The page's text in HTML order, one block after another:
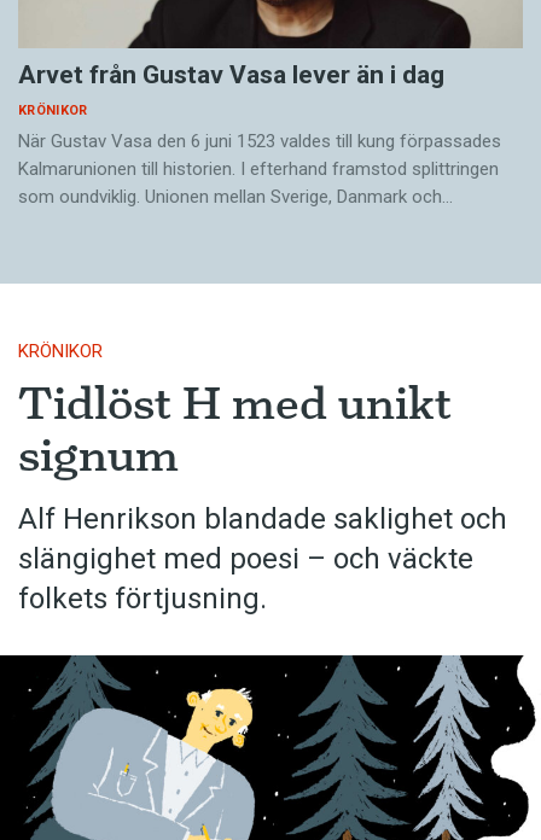
Arvet från Gustav Vasa lever än i dag
KRÖNIKOR
När Gustav Vasa den 6 juni 1523 ­valdes till kung förpassades
Kalmar­unionen till historien. I efterhand framstod splittringen
som ound­viklig. ­Unionen ­mellan Sverige, Danmark och…
KRÖNIKOR
Tidlöst H med unikt
signum
Alf Henrikson blandade saklighet och
slängighet med poesi – och väckte
folkets förtjusning.